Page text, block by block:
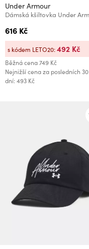
Under Armour
616 Kč
Běžná cena749 Kč
Nejnižší cena za posledních 30
dní: 493 Kč
s kódem LETO20:492 Kč